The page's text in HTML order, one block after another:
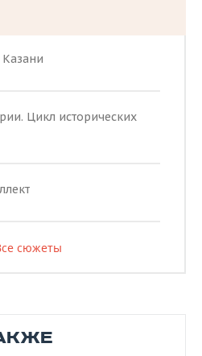
Цикл исторических
сюжеты